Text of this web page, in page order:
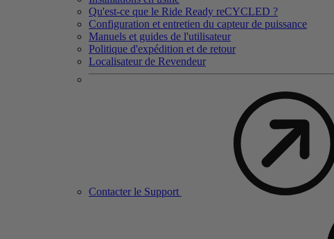
Qu'est-ce que le Ride Ready reCYCLED ?
Configuration et entretien du capteur de puissance
Manuels et guides de l'utilisateur
Politique d'expédition et de retour
Localisateur de Revendeur
Contacter le Support